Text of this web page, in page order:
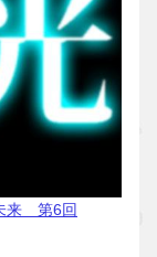
来 第6回